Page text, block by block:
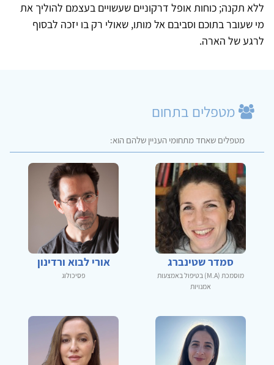
ללא תקנה; כוחות אופל דרקוניים שעשויים בעצמם להוליך את
מי שעובר בתוכם וסביבם אל מותו, שאולי רק בו יזכה לבסוף
לרגע של הארה.
מטפלים בתחום
מטפלים שאחד מתחומי העניין שלהם הוא:
סמדר שטינברג
מוסמכת (M.A) בטיפול באמצעות
אמנויות
אורי לבוא ורדינון
פסיכולוג